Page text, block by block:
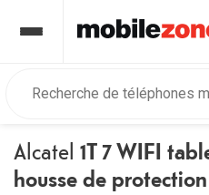
Alcatel 1T 7 WIFI
housse de protection